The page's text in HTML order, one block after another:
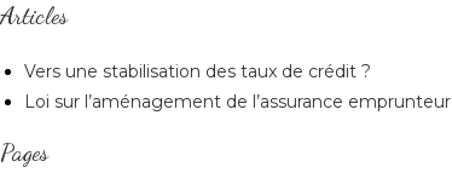
Articles
Vers une stabilisation des taux de crédit ?
Loi sur l’aménagement de l’assurance emprunteur
Pages